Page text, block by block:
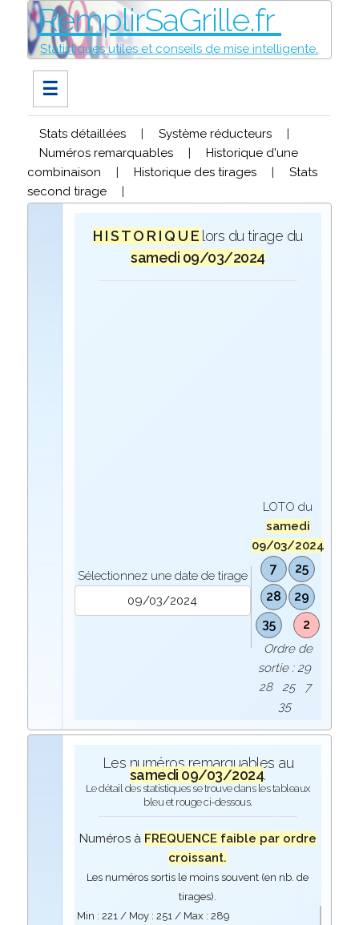
RemplirSaGrille.fr
Statistiques utiles et conseils de mise intelligente.
☰
Stats détaillées | Système réducteurs
|
Numéros remarquables
|
Historique d'une
combinaison
| Historique des tirages |
Stats
second tirage
|
H I S T O R I Q U E lors du tirage du
samedi 09/03/2024
Sélectionnez une date de tirage
LOTO du
samedi
09/03/2024
7
25
28
29
35
2
Ordre de
sortie : 29
28 25 7
35
Les numéros remarquables au
samedi 09/03/2024.
Le détail des statistiques se trouve dans les tableaux
bleu et rouge ci-dessous.
Numéros à FREQUENCE faible par ordre
croissant.
Les numéros sortis le moins souvent (en nb. de
tirages).
Min : 221/ Moy : 251/ Max : 289